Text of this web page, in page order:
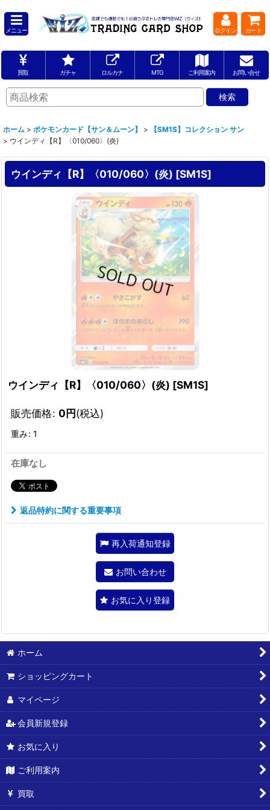
メニュー ログイン カート
買取 ガチャ ロルカナ MTG ご利用案内 お問い合せ
ホーム > ポケモンカード【サン＆ムーン】 >
【SM1S】コレクション サン
> ウインディ【R】〈010/060〉(炎)
ウインディ【R】〈010/060〉(炎) [SM1S]
ウインディ【R】〈010/060〉(炎) [SM1S]
販売価格: 0円(税込)
重み: 1
在庫なし
返品特約に関する重要事項
再入荷通知登録
お問い合わせ
お気に入り登録
ホーム
ショッピングカート
マイページ
会員新規登録
お気に入り
ご利用案内
買取